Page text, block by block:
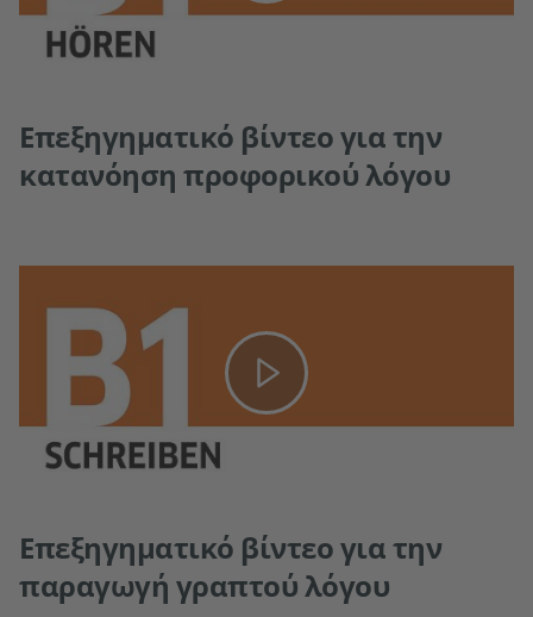
Επεξηγηματικό βίντεο για την
κατανόηση προφορικού λόγου
Επεξηγηματικό βίντεο για την
παραγωγή γραπτού λόγου